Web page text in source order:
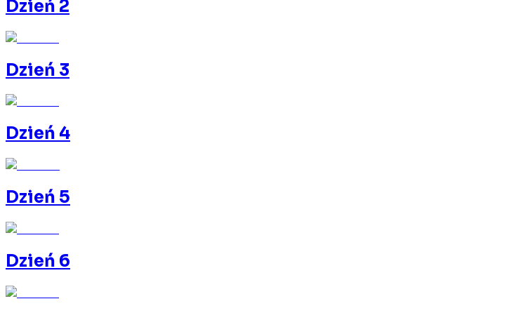
Dzień 2
Dzień 3
Dzień 4
Dzień 5
Dzień 6